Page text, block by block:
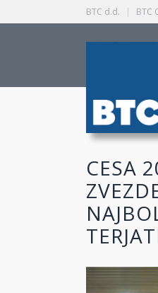
BTC d.d. | BTC
CESA